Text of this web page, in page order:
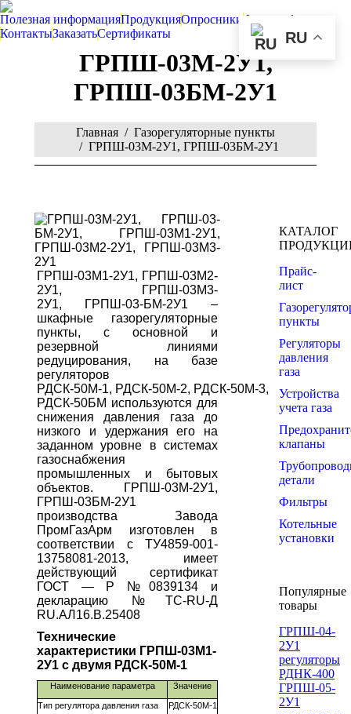
Полезная информацияПродукцияОпросники Фотографии
КонтактыЗаказатьСертификаты
ГРПШ-03М-2У1,
ГРПШ-03БМ-2У1
You are here:
Главная
Газорегуляторные пункты
ГРПШ-03М-2У1, ГРПШ-03БМ-2У1
ГРПШ-03М1-2У1, ГРПШ-03М2-
2У1,
ГРПШ-03М3-
2У1,
ГРПШ-03-БМ-2У1 –
шкафные газорегуляторные
пункты, с основной и
резервной линиями
редуцирования, на базе
регуляторов
РДСК-50М-1, РДСК-50М-2, РДСК-50М-3,
РДСК-50БМ используются для
снижения давления газа до
низкого и удержания его на
заданном уровне в системах
газоснабжения
промышленных и бытовых
объектов. ГРПШ-03М-2У1,
ГРПШ-03БМ-2У1
производства Завода
ПромГазАрм изготовлен в
соответствии с ТУ4859-001-
13758081-2013, имеет
действующий сертификат
ГОСТ — Р №0839134 и
декларацию №TC-RU-Д
RU.АЛ16.В.25408
Технические
характеристики ГРПШ-03М1-
2У1 с двумя РДСК-50М-1
Наименование параметра Значение
Тип регулятора давления газа РДСК-50М-1
КАТАЛОГ
Прайс-
лист
пункты
Регуляторы
давления
газа
Устройства
учета газа
клапаны
детали
Фильтры
Котельные
установки
Популярные
товары
ГРПШ-04-
2У1
регуляторы
РДНК-400
ГРПШ-05-
2У1
RU